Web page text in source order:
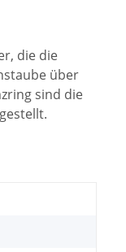
die die
über
sind die